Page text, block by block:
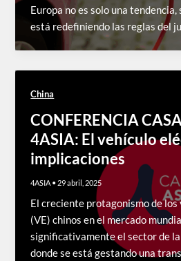
Europa no es solo una tendencia,
está redefiniendo las reglas del
China
CONFERENCIA
4ASIA: El vehículo
implicaciones
4ASIA • 29 abril, 2025
El creciente protagonismo de
(VE) chinos en el mercado
significativamente el sector de
donde se está gestando una